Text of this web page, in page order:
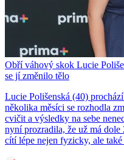
Obří váhový skok Lucie
se jí změnilo tělo
Lucie Polišenská (40)
několika měsíci se rozhodla
cvičit a výsledky na sebe
nyní prozradila, že už má
cítí lépe nejen fyzicky, ale